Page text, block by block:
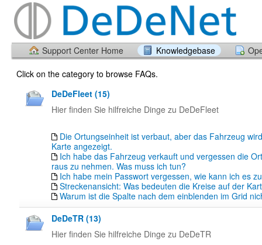
Support Center Home Knowledgebase
Click on the category to browse FAQs.
DeDeFleet (15)
Hier finden Sie hilfreiche Dinge zu DeDeFleet
Die Ortungseinheit ist verbaut, aber das Fahrzeug
Karte angezeigt.
Ich habe das Fahrzeug verkauft und vergessen die
raus zu nehmen. Was muss ich tun?
Ich habe mein Passwort vergessen, wie kann ich es
Streckenansicht: Was bedeuten die Kreise auf der
Warum ist die Spalte nach dem einblenden im Grid
DeDeTR (13)
Hier finden Sie hilfreiche Dinge zu DeDeTR